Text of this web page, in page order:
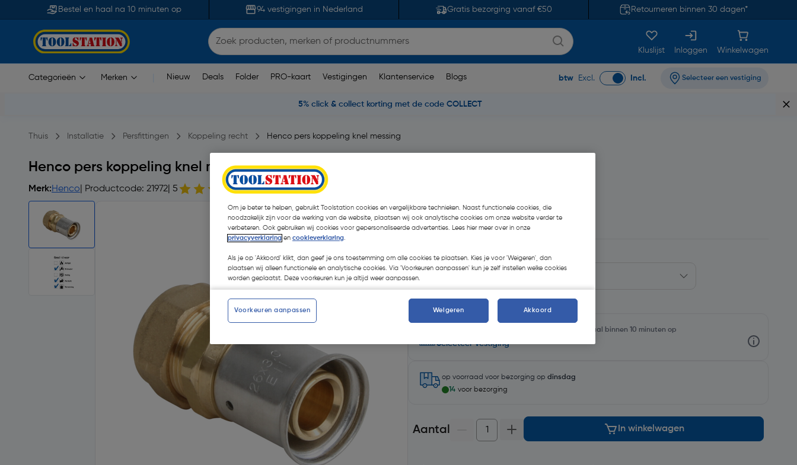
Bestel en haal na 10 minuten op 94 vestigingen in Nederland Gratis bezorging vanaf €50 Retourneren binnen 30 dagen*
Kluslijst Inloggen Winkelwagen
Categorieën Merken Nieuw Deals Folder PRO-kaart Vestigingen Klantenservice Blogs btw Excl. Incl. Selecteer een vestiging
5% click & collect korting met de code COLLECT
Thuis Installatie Persfittingen Koppeling recht Henco pers koppeling knel messing
Henco pers koppeling knel messing 22x26mm
Merk:Henco | Productcode: 21972 | 5 5 opmerking(en)| Stuk
€ 22,04| Excl. btw € 18,21
Kies productvariant(2)
Selecteer winkel - Bekijk voorraadniveaus en haal binnen 10 minuten op
Selecteer vestiging
op voorraad voor bezorging op dinsdag
14 voor bezorging
Aantal In winkelwagen
Om je beter te helpen, gebruikt Toolstation cookies en vergelijkbare technieken. Naast functionele cookies, die
noodzakelijk zijn voor de werking van de website, plaatsen wij ook analytische cookies om onze website verder te
verbeteren. Ook gebruiken wij cookies voor gepersonaliseerde advertenties. Lees hier meer over in onze
privacyverklaring en cookieverklaring.
Als je op 'Akkoord' klikt, dan geef je ons toestemming om alle cookies te plaatsen. Kies je voor 'Weigeren', dan
plaatsen wij alleen functionele en analytische cookies. Via 'Voorkeuren aanpassen' kun je zelf instellen welke cookies
worden geplaatst. Deze voorkeuren kun je altijd weer aanpassen.
Voorkeuren aanpassen Weigeren Akkoord